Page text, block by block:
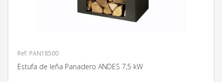
Ref: PAN18500
Estufa de leña Panadero ANDES 7,5 kW